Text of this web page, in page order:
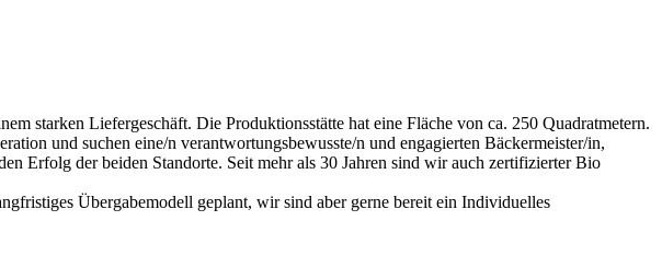
starken Liefergeschäft. Die Produktionsstätte hat eine Fläche von ca. 250 Quadratmetern.
und suchen eine/n verantwortungsbewusste/n und engagierten Bäckermeister/in,
Erfolg der beiden Standorte. Seit mehr als 30 Jahren sind wir auch zertifizierter Bio
Übergabemodell geplant, wir sind aber gerne bereit ein Individuelles